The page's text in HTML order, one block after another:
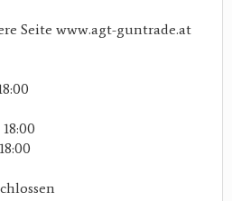
Seite www.agt-guntrade.at